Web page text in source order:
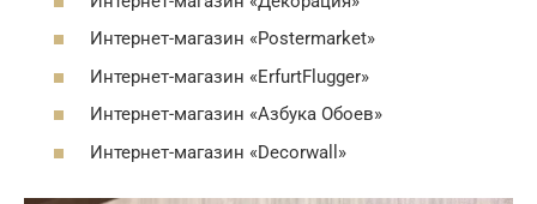
Интернет-магазин «Postermarket»
Интернет-магазин «ErfurtFlugger»
Интернет-магазин «Азбука Обоев»
Интернет-магазин «Decorwall»